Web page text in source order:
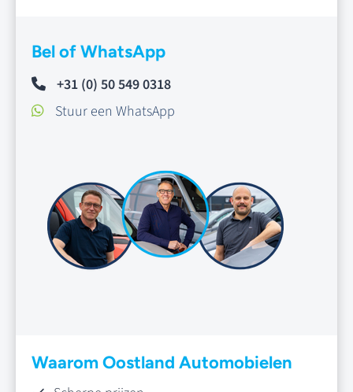
Bel of WhatsApp
+31 (0) 50 549 0318
Stuur een WhatsApp
Waarom Oostland Automobielen